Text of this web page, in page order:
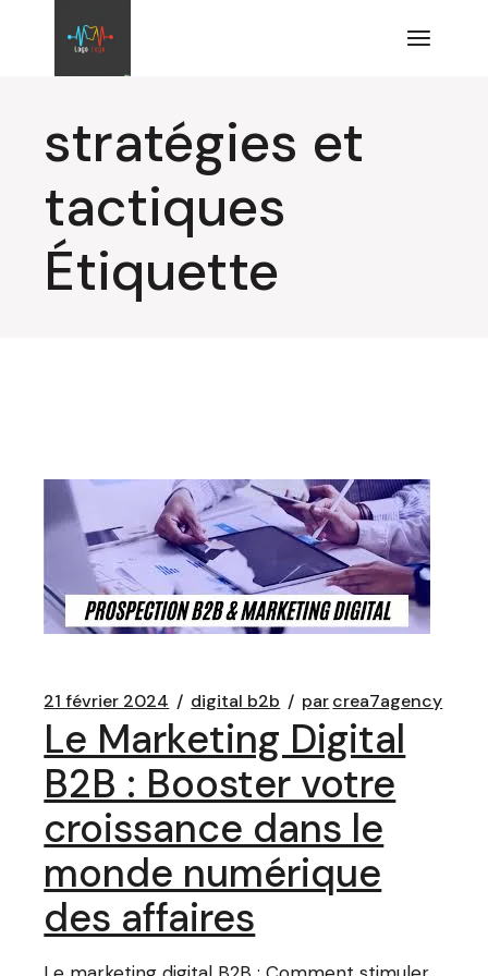
contenu
stratégies et
tactiques
Étiquette
21 février 2024 digital b2b parcrea7agency
Le Marketing Digital
B2B : Booster votre
croissance dans le
monde numérique
des affaires